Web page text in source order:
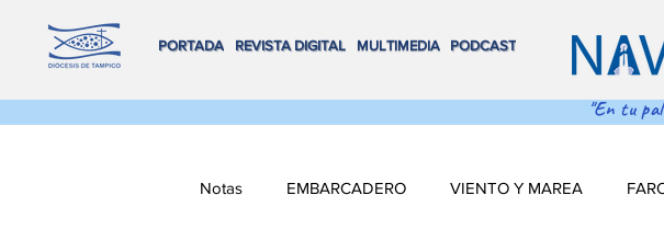
PORTADA REVISTA DIGITAL MULTIMEDIA PODCAST
"En tu
Notas EMBARCADERO VIENTO Y MAREA